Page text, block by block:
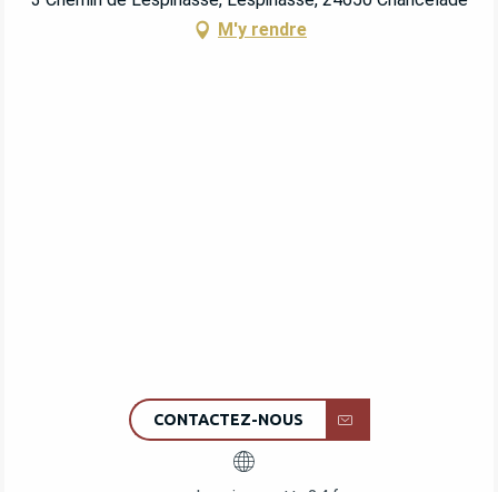
M'y rendre
CONTACTEZ-NOUS